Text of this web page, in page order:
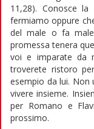
11,28). Conosce
fermiamo oppure
del male o fa
promessa tenera
voi e imparate da
troverete ristoro
esempio da lui. Non
vivere insieme.
per Romano e
prossimo.